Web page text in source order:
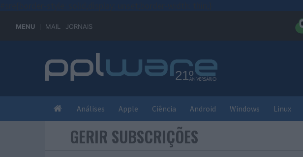
MENU MAIL JORNAIS
Análises Apple Ciência Android Windows Linux
GERIR SUBSCRIÇÕES